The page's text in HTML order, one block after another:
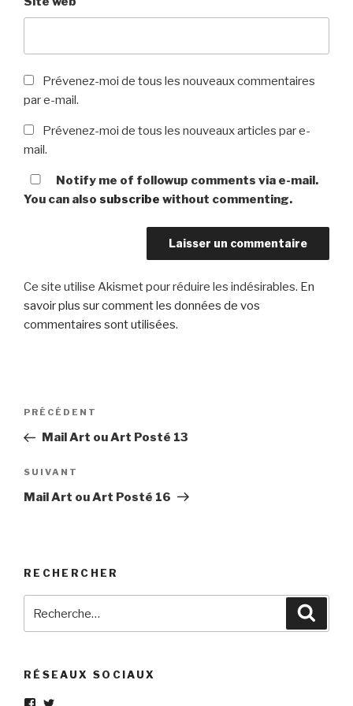
Prévenez-moi de tous les nouveaux commentaires
par e-mail.
Prévenez-moi de tous les nouveaux articles par e-
mail.
Notify me of followup comments via e-mail.
You can also subscribe without commenting.
Ce site utilise Akismet pour réduire les indésirables. En
savoir plus sur comment les données de vos
commentaires sont utilisées.
Navigation
l’article
Article
précédent
PRÉCÉDENT
Mail Art ou Art Posté 13
Article
suivant
SUIVANT
Mail Art ou Art Posté 16
RECHERCHER
RÉSEAUX SOCIAUX
VoirVoir